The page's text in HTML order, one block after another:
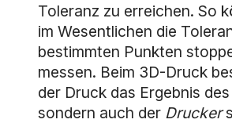
Toleranz zu erreichen. So
im Wesentlichen die
bestimmten Punkten
messen. Beim 3D-Druck
der Druck das Ergebnis
sondern auch der Drucker